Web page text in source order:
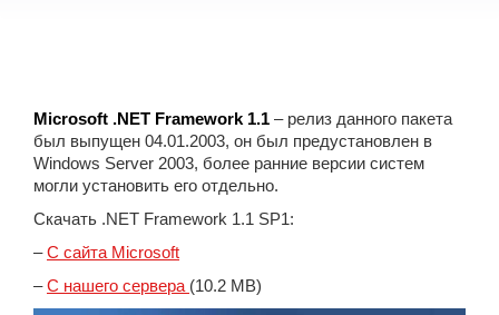
Microsoft .NET Framework 1.1 – релиз данного пакета
был выпущен 04.01.2003, он был предустановлен в
Windows Server 2003, более ранние версии систем
могли установить его отдельно.
Скачать .NET Framework 1.1 SP1:
–С сайта Microsoft
–С нашего сервера (10.2 MB)